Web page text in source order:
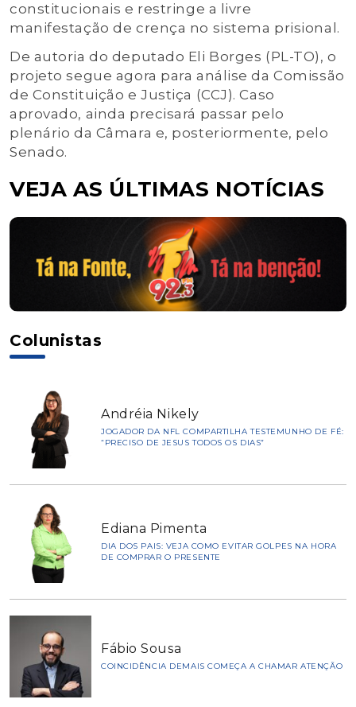
constitucionais e restringe a livre
manifestação de crença no sistema prisional.
De autoria do deputado Eli Borges (PL-TO), o
projeto segue agora para análise da Comissão
de Constituição e Justiça (CCJ). Caso
aprovado, ainda precisará passar pelo
plenário da Câmara e, posteriormente, pelo
Senado.
VEJA AS ÚLTIMAS NOTÍCIAS
Colunistas
Andréia Nikely
JOGADOR DA NFL COMPARTILHA TESTEMUNHO DE FÉ:
“PRECISO DE JESUS TODOS OS DIAS”
Ediana Pimenta
DIA DOS PAIS: VEJA COMO EVITAR GOLPES NA HORA
DE COMPRAR O PRESENTE
Fábio Sousa
COINCIDÊNCIA DEMAIS COMEÇA A CHAMAR ATENÇÃO